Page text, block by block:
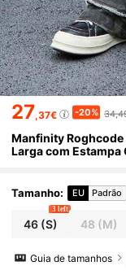
27,37€ -20%
Manfinity Roghcode
Larga com
Tamanho: EU Padrão
46(S)
3 left
48 (M)
Guia de tamanhos